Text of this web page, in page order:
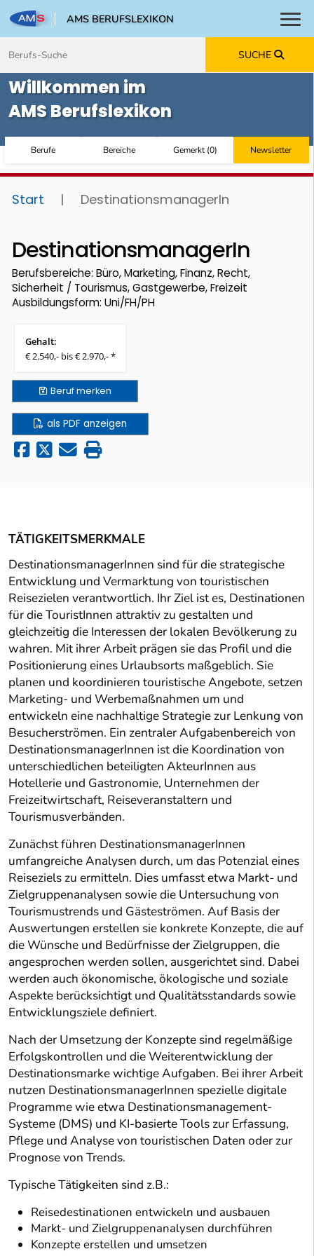
AMS BERUFSLEXIKON
SUCHE
Willkommen im
AMS Berufslexikon
Berufe Bereiche Gemerkt(0) Newsletter
Start | DestinationsmanagerIn
DestinationsmanagerIn
Berufsbereiche: Büro, Marketing, Finanz, Recht,
Sicherheit / Tourismus, Gastgewerbe, Freizeit
Ausbildungsform: Uni/FH/PH
Gehalt:
€ 2.540,- bis € 2.970,- *
Berufmerken
als PDF anzeigen
TÄTIGKEITSMERKMALE
DestinationsmanagerInnen sind für die strategische
Entwicklung und Vermarktung von touristischen
Reisezielen verantwortlich. Ihr Ziel ist es, Destinationen
für die TouristInnen attraktiv zu gestalten und
gleichzeitig die Interessen der lokalen Bevölkerung zu
wahren. Mit ihrer Arbeit prägen sie das Profil und die
Positionierung eines Urlaubsorts maßgeblich. Sie
planen und koordinieren touristische Angebote, setzen
Marketing- und Werbemaßnahmen um und
entwickeln eine nachhaltige Strategie zur Lenkung von
Besucherströmen. Ein zentraler Aufgabenbereich von
DestinationsmanagerInnen ist die Koordination von
unterschiedlichen beteiligten AkteurInnen aus
Hotellerie und Gastronomie, Unternehmen der
Freizeitwirtschaft, Reiseveranstaltern und
Tourismusverbänden.
Zunächst führen DestinationsmanagerInnen
umfangreiche Analysen durch, um das Potenzial eines
Reiseziels zu ermitteln. Dies umfasst etwa Markt- und
Zielgruppenanalysen sowie die Untersuchung von
Tourismustrends und Gästeströmen. Auf Basis der
Auswertungen erstellen sie konkrete Konzepte, die auf
die Wünsche und Bedürfnisse der Zielgruppen, die
angesprochen werden sollen, ausgerichtet sind. Dabei
werden auch ökonomische, ökologische und soziale
Aspekte berücksichtigt und Qualitätsstandards sowie
Entwicklungsziele definiert.
Nach der Umsetzung der Konzepte sind regelmäßige
Erfolgskontrollen und die Weiterentwicklung der
Destinationsmarke wichtige Aufgaben. Bei ihrer Arbeit
nutzen DestinationsmanagerInnen spezielle digitale
Programme wie etwa Destinationsmanagement-
Systeme (DMS) und KI-basierte Tools zur Erfassung,
Pflege und Analyse von touristischen Daten oder zur
Prognose von Trends.
Typische Tätigkeiten sind z.B.:
Reisedestinationen entwickeln und ausbauen
Markt- und Zielgruppenanalysen durchführen
Konzepte erstellen und umsetzen